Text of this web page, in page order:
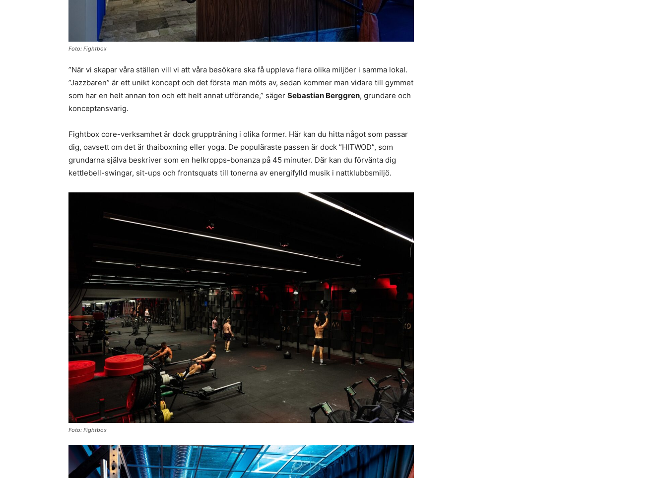
Foto: Fightbox
”När vi skapar våra ställen vill vi att våra besökare ska få uppleva flera olika miljöer i samma lokal.
”Jazzbaren” är ett unikt koncept och det första man möts av, sedan kommer man vidare till gymmet
som har en helt annan ton och ett helt annat utförande,” säger Sebastian Berggren, grundare och
konceptansvarig.
Fightbox core-verksamhet är dock gruppträning i olika former. Här kan du hitta något som passar
dig, oavsett om det är thaiboxning eller yoga. De populäraste passen är dock ”HITWOD”, som
grundarna själva beskriver som en helkropps-bonanza på 45 minuter. Där kan du förvänta dig
kettlebell-swingar, sit-ups och frontsquats till tonerna av energifylld musik i nattklubbsmiljö.
Foto: Fightbox